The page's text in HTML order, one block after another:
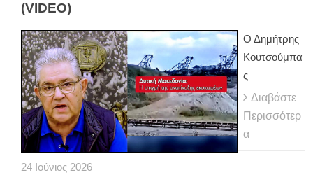
(VIDEO)
Ο Δημήτρης
Κουτσούμπα
ς
Διαβάστε
Περισσότερ
α
24 Ιούνιος 2026